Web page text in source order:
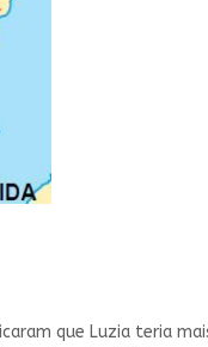
que Luzia teria